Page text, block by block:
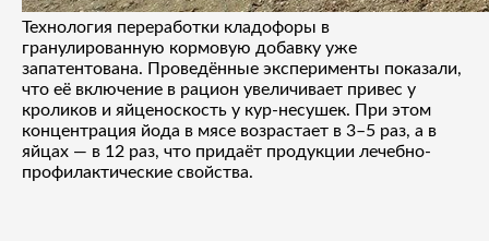
Технология переработки кладофоры в
гранулированную кормовую добавку уже
запатентована. Проведённые эксперименты показали,
что её включение в рацион увеличивает привес у
кроликов и яйценоскость у кур-несушек. При этом
концентрация йода в мясе возрастает в 3–5 раз, а в
яйцах — в 12 раз, что придаёт продукции лечебно-
профилактические свойства.